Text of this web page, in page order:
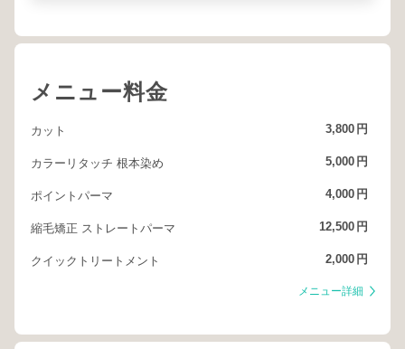
メニュー料金
カット 3,800 円
カラーリタッチ 根本染め 5,000 円
ポイントパーマ 4,000 円
縮毛矯正 ストレートパーマ 12,500 円
クイックトリートメント 2,000 円
メニュー詳細